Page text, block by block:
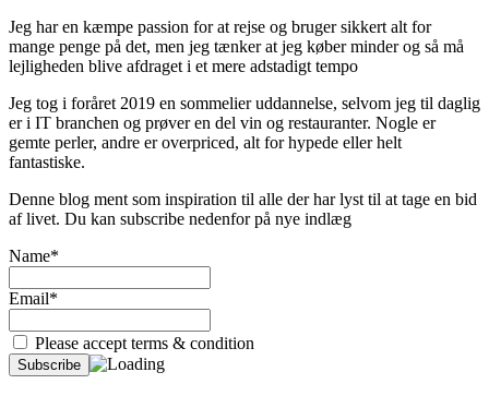
Jeg har en kæmpe passion for at rejse og bruger sikkert alt for
mange penge på det, men jeg tænker at jeg køber minder og så må
lejligheden blive afdraget i et mere adstadigt tempo
Jeg tog i foråret 2019 en sommelier uddannelse, selvom jeg til daglig
er i IT branchen og prøver en del vin og restauranter. Nogle er
gemte perler, andre er overpriced, alt for hypede eller helt
fantastiske.
Denne blog ment som inspiration til alle der har lyst til at tage en bid
af livet. Du kan subscribe nedenfor på nye indlæg
Name*
Email*
Please accept terms & condition